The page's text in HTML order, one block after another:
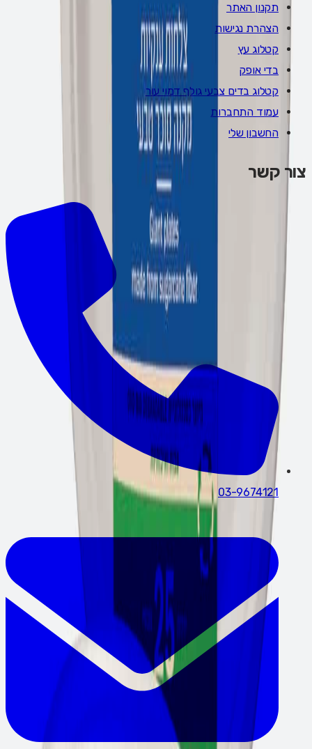
תקנון האתר
הצהרת נגישות
קטלוג עץ
בדי אופק
קטלוג בדים צבעי גולף דמוי עור
עמוד התחברות
החשבון שלי
צור קשר
03-9674121